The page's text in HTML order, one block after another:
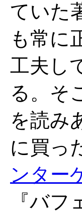
ていた
も常に
工夫し
る。そ
を読み
に買っ
ンター
『バ